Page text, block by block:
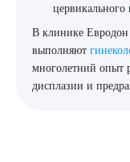
цервикального
В клинике Евродон
выполняют
многолетний опыт
дисплазии и